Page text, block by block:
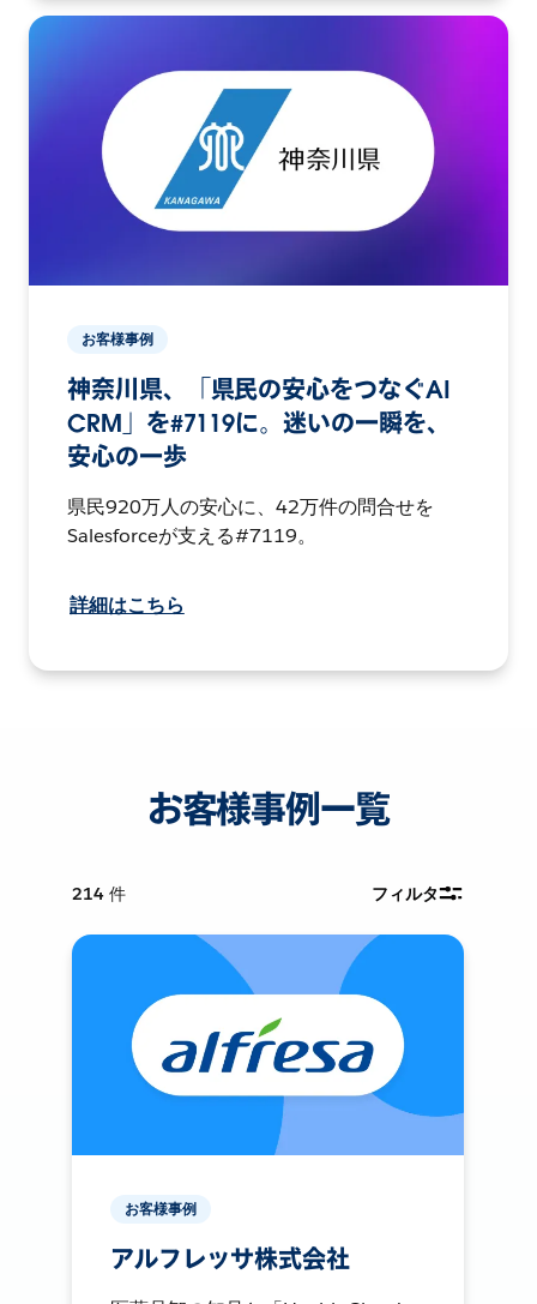
お客様事例
神奈川県、「県民の安心をつなぐAI
CRM」を#7119に。迷いの一瞬を、
安心の一歩
県民920万人の安心に、42万件の問合せを
Salesforceが支える#7119。
詳細はこちら
お客様事例一覧
214 件 フィルタ
お客様事例
アルフレッサ株式会社